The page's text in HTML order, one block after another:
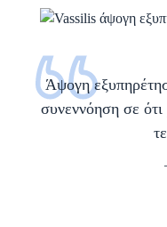
Άψογη
συνεννόηση σε